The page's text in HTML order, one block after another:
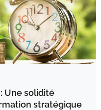
: Une solidité
stratégique